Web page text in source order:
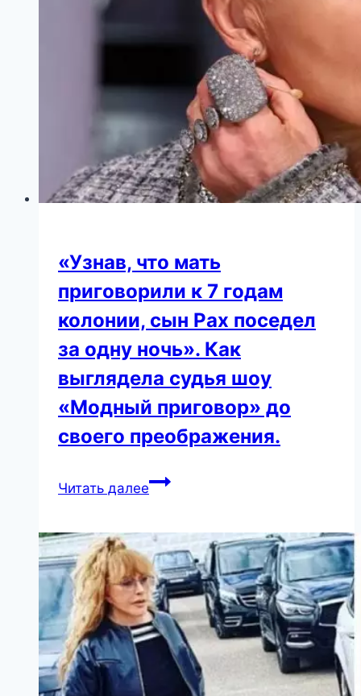
Градским
«Узнав, что мать
приговорили к 7 годам
колонии, сын Рах поседел
за одну ночь». Как
выглядела судья шоу
«Модный приговор» до
своего преображения.
Читать далее«Узнав,
приговорили
к
7
годам
колонии,
сын